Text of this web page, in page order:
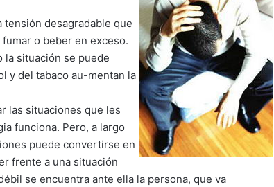
desagradable que
o beber en exceso.
la situación se puede
y del tabaco au-mentan la
las situaciones que les
funciona. Pero, a largo
puede convertirse en
frente a una situación
se encuentra ante ella la persona, que va